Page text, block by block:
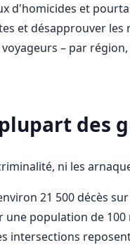
d'homicides et
et désapprouver
– par
des
ni les
21 500 décès
population de
intersections